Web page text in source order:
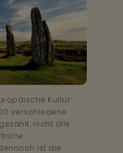
Kultur
verschiedene
nicht alle
ist die